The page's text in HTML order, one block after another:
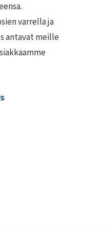
varrella ja
antavat meille